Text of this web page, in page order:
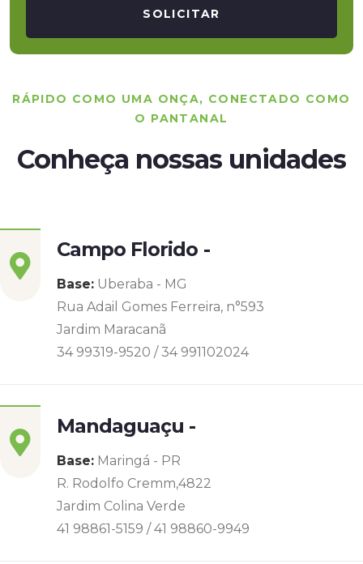
SOLICITAR
RÁPIDO COMO UMA ONÇA, CONECTADO COMO
O PANTANAL
Conheça nossas unidades
Campo Florido -
Base: Uberaba - MG
Rua Adail Gomes Ferreira, n°593
Jardim Maracanã
34 99319-9520 / 34 991102024
Mandaguaçu -
Base: Maringá - PR
R. Rodolfo Cremm,4822
Jardim Colina Verde
41 98861-5159 / 41 98860-9949